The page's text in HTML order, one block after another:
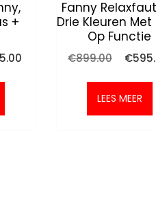
+
Huidige
Fanny
Drie Kleuren
Op Functie
€899.00
was:
€
LEES MEER